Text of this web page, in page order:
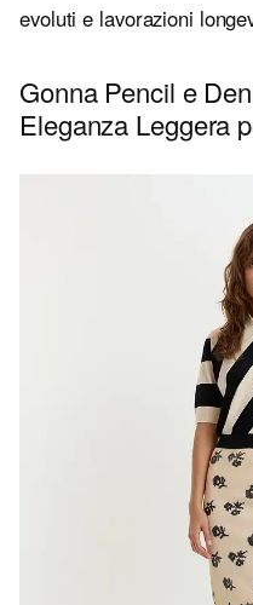
evoluti e lavorazioni
Gonna Pencil e
Eleganza Leggera